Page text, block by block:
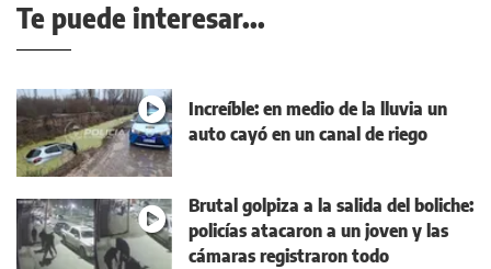
Te puede interesar...
Increíble: en medio de la lluvia un
auto cayó en un canal de riego
Brutal golpiza a la salida del boliche:
policías atacaron a un joven y las
cámaras registraron todo